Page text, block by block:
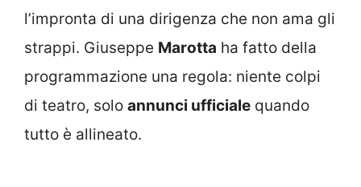
l’impronta di una dirigenza che non ama gli
strappi. Giuseppe Marotta ha fatto della
programmazione una regola: niente colpi
di teatro, solo annunci ufficiale quando
tutto è allineato.